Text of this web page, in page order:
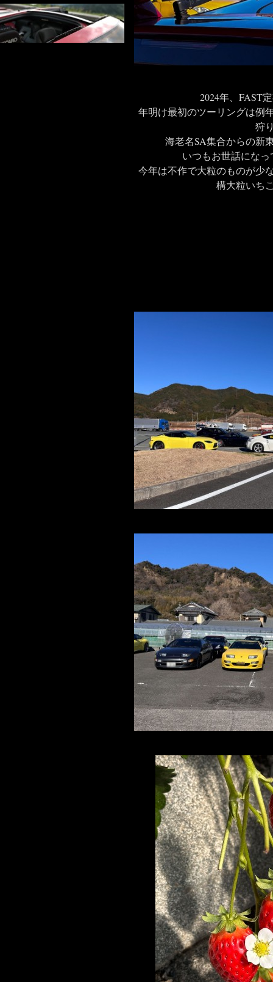
2024年、FAST
年明け最初のツーリングは例
狩
海老名SA集合からの新
いつもお世話にな
今年は不作で大粒のものが少
構大粒いち